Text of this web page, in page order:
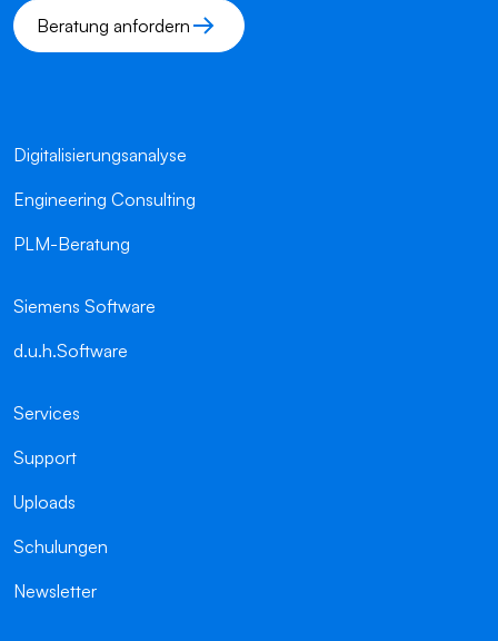
Beratung anfordern
Digitalisierungsanalyse
Engineering Consulting
PLM-Beratung
Siemens Software
d.u.h.Software
Services
Support
Uploads
Schulungen
Newsletter